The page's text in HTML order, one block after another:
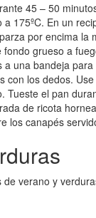
45 – 50
175ºC. En un
por encima
grueso a
a una bandeja
con los dedos.
Tueste el pan
de ricota
los canapés
verano y